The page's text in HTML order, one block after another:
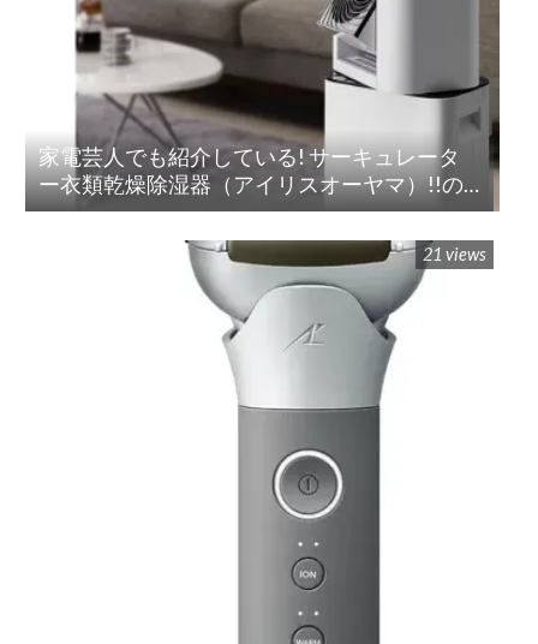
家電芸人でも紹介している! サーキュレータ
ー衣類乾燥除湿器（アイリスオーヤマ）!!の
紹介
21 views